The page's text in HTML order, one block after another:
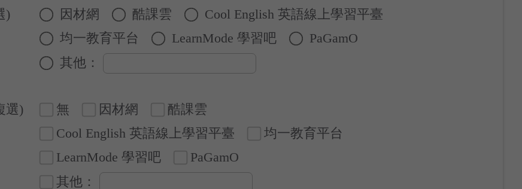
) 因材網 酷課雲
Cool English 英語線上學習平臺
均一教育平台
LearnMode 學習吧
PaGamO
其他：
選) 無 因材網
酷課雲
Cool English 英語線上學習平臺
均一教育平台
LearnMode 學習吧
PaGamO
其他：